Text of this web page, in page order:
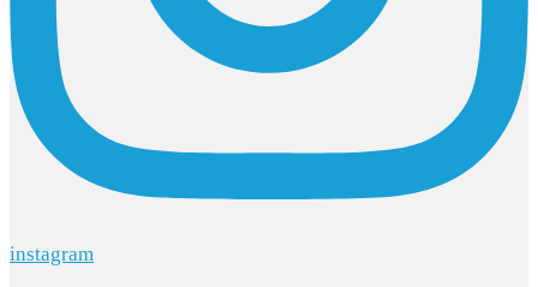
instagram